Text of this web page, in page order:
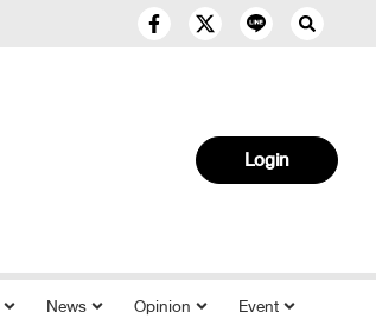
Login
News Opinion Event